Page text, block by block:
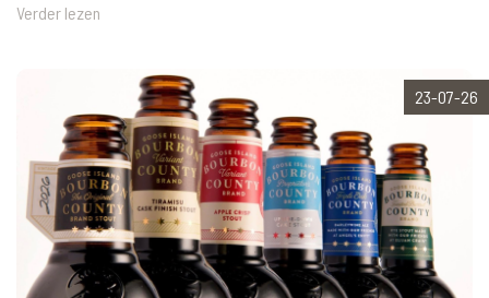
Verder lezen
23-07-26